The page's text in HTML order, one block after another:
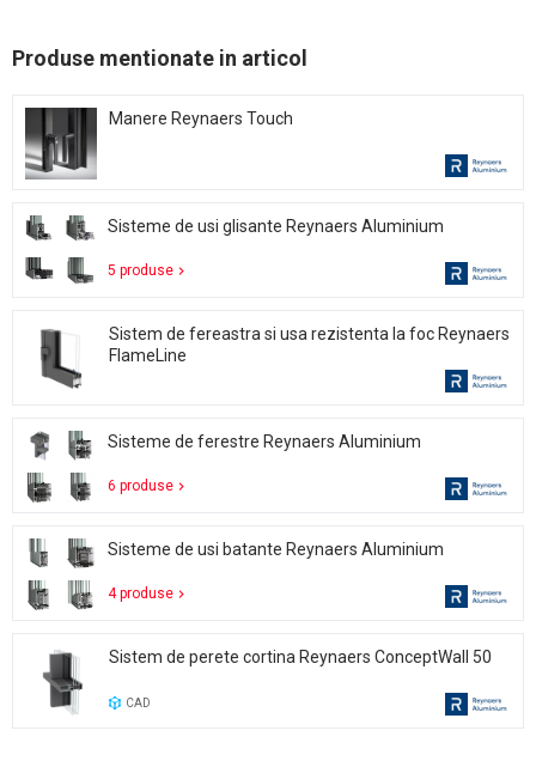
Produse mentionate in articol
Manere Reynaers Touch
Sisteme de usi glisante Reynaers Aluminium
5 produse
Sistem de fereastra si usa rezistenta la foc Reynaers
FlameLine
Sisteme de ferestre Reynaers Aluminium
6 produse
Sisteme de usi batante Reynaers Aluminium
4 produse
Sistem de perete cortina Reynaers ConceptWall 50
CAD